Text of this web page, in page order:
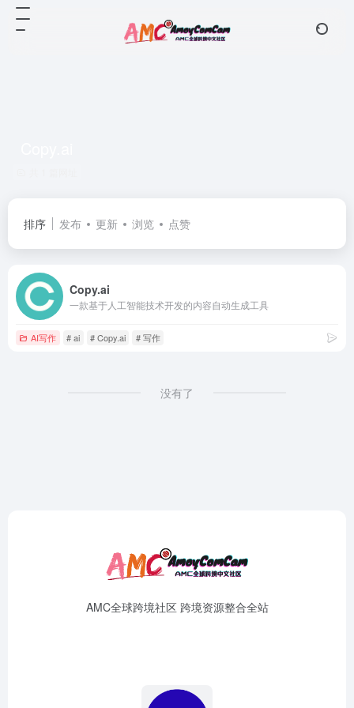
排序 发布 更新 浏览 点赞
Copy.ai
一款基于人工智能技术开发的内容自动生成工具
AI写作 # ai # Copy.ai # 写作
没有了
AMC全球跨境社区 跨境资源整合全站